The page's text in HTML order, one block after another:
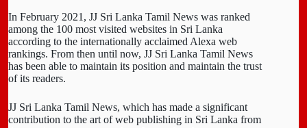
In February 2021, JJ Sri Lanka Tamil News was ranked
among the 100 most visited websites in Sri Lanka
according to the internationally acclaimed Alexa web
rankings. From then until now, JJ Sri Lanka Tamil News
has been able to maintain its position and maintain the trust
of its readers.
JJ Sri Lanka Tamil News, which has made a significant
contribution to the art of web publishing in Sri Lanka from